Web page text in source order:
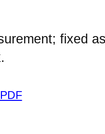
fixed
PDF